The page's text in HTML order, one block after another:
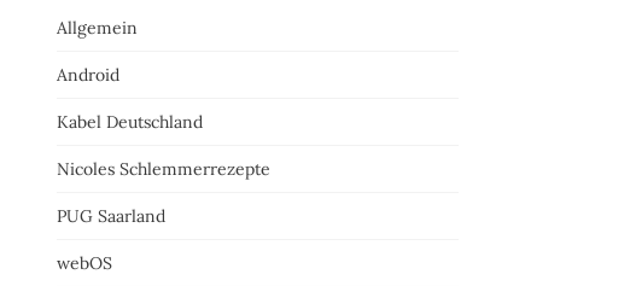
Allgemein
Android
Kabel Deutschland
Nicoles Schlemmerrezepte
PUG Saarland
webOS